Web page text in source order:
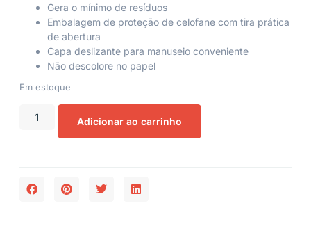
Gera o mínimo de resíduos
Embalagem de proteção de celofane com tira prática
de abertura
Capa deslizante para manuseio conveniente
Não descolore no papel
Em estoque
Adicionar ao carrinho